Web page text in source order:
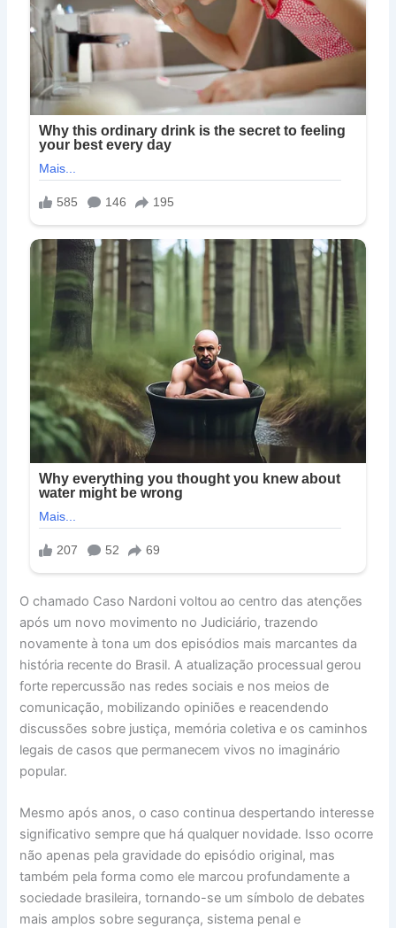
O chamado Caso Nardoni voltou ao centro das atenções
após um novo movimento no Judiciário, trazendo
novamente à tona um dos episódios mais marcantes da
história recente do Brasil. A atualização processual gerou
forte repercussão nas redes sociais e nos meios de
comunicação, mobilizando opiniões e reacendendo
discussões sobre justiça, memória coletiva e os caminhos
legais de casos que permanecem vivos no imaginário
popular.
Mesmo após anos, o caso continua despertando interesse
significativo sempre que há qualquer novidade. Isso ocorre
não apenas pela gravidade do episódio original, mas
também pela forma como ele marcou profundamente a
sociedade brasileira, tornando-se um símbolo de debates
mais amplos sobre segurança, sistema penal e